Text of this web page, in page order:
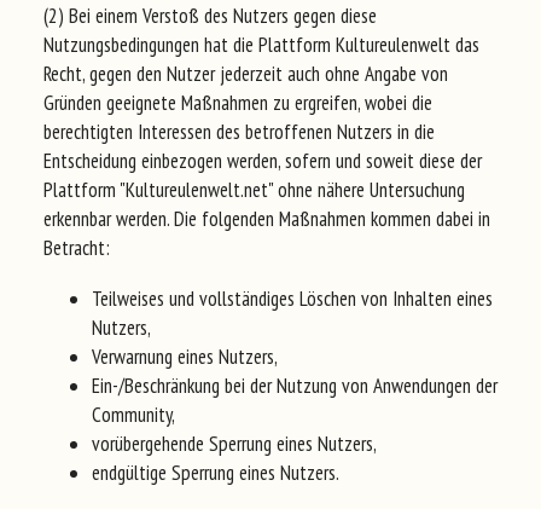
(2) Bei einem Verstoß des Nutzers gegen diese
Nutzungsbedingungen hat die Plattform Kultureulenwelt das
Recht, gegen den Nutzer jederzeit auch ohne Angabe von
Gründen geeignete Maßnahmen zu ergreifen, wobei die
berechtigten Interessen des betroffenen Nutzers in die
Entscheidung einbezogen werden, sofern und soweit diese der
Plattform "Kultureulenwelt.net" ohne nähere Untersuchung
erkennbar werden. Die folgenden Maßnahmen kommen dabei in
Betracht:
Teilweises und vollständiges Löschen von Inhalten eines
Nutzers,
Verwarnung eines Nutzers,
Ein-/Beschränkung bei der Nutzung von Anwendungen der
Community,
vorübergehende Sperrung eines Nutzers,
endgültige Sperrung eines Nutzers.